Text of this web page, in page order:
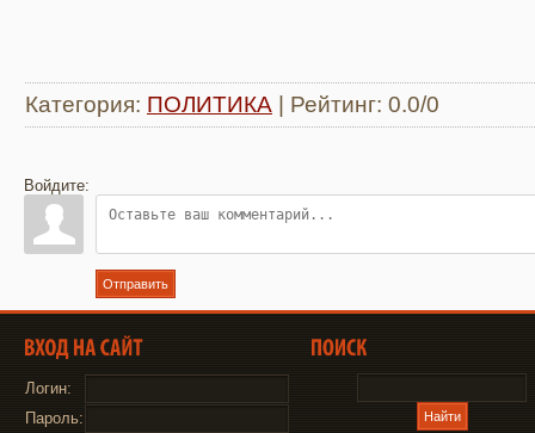
Категория: ПОЛИТИКА Рейтинг: 0.0/0
Войдите:
Отправить
Логин:
Пароль: